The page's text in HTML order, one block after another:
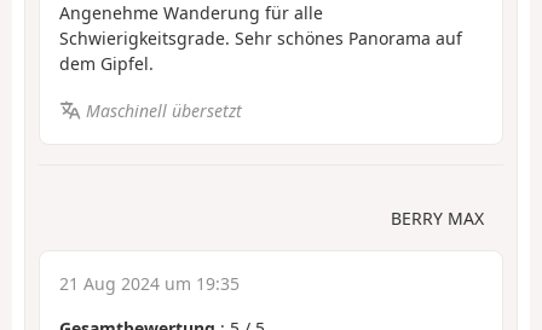
Angenehme Wanderung für alle
Schwierigkeitsgrade. Sehr schönes Panorama auf
dem Gipfel.
Maschinell übersetzt
BERRY MAX
21 Aug 2024 um 19:35